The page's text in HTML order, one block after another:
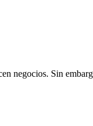
negocios. Sin